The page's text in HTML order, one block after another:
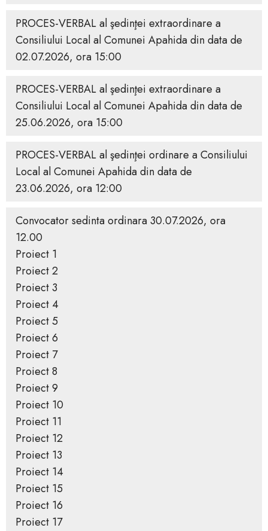
PROCES-VERBAL al şedinţei extraordinare a
Consiliului Local al Comunei Apahida din data de
02.07.2026, ora 15:00
PROCES-VERBAL al şedinţei extraordinare a
Consiliului Local al Comunei Apahida din data de
25.06.2026, ora 15:00
PROCES-VERBAL al şedinţei ordinare a Consiliului
Local al Comunei Apahida din data de
23.06.2026, ora 12:00
Convocator sedinta ordinara 30.07.2026, ora
12.00
Proiect 1
Proiect 2
Proiect 3
Proiect 4
Proiect 5
Proiect 6
Proiect 7
Proiect 8
Proiect 9
Proiect 10
Proiect 11
Proiect 12
Proiect 13
Proiect 14
Proiect 15
Proiect 16
Proiect 17